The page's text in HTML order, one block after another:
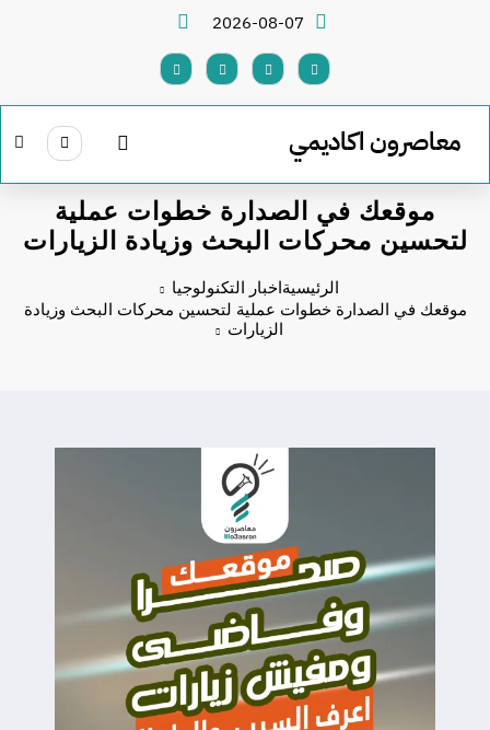
2026-08-07
معاصرون اكاديمي
موقعك في الصدارة خطوات عملية
لتحسين محركات البحث وزيادة الزيارات
الرئيسية اخبار التكنولوجيا
موقعك في الصدارة خطوات عملية لتحسين محركات البحث وزيادة
الزيارات